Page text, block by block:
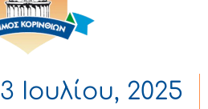
3 Ιουλίου, 2025